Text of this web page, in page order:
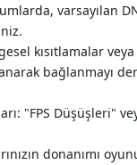
varsayılan
kısıtlamalar
bağlanmayı
"FPS Düşüşleri"
donanımı